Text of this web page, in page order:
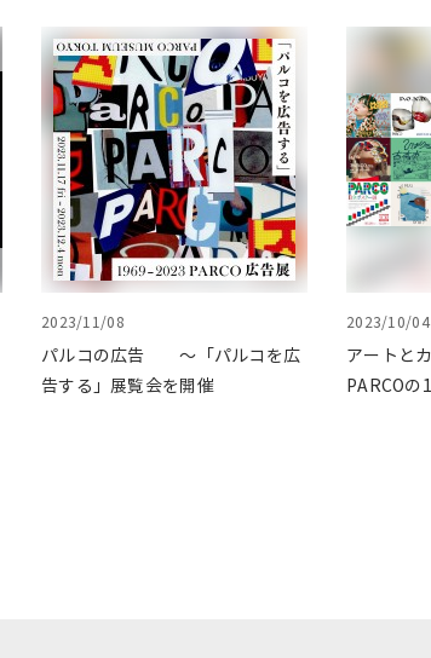
2023/11/08
パルコの広告 ～「パルコを広
告する」展覧会を開催
2023/10/04
アートと
PARCO